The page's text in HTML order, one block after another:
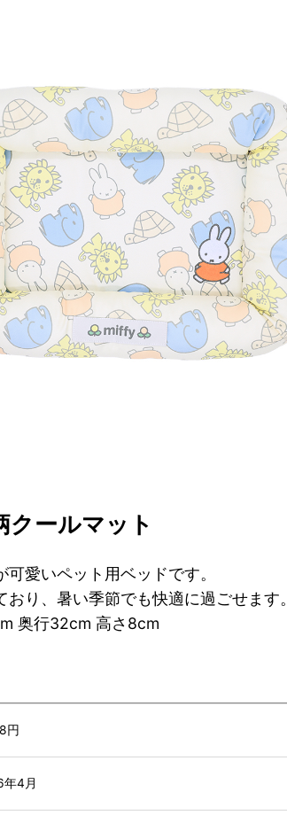
ールマット
愛いペット用ベッドです。
り、暑い季節でも快適に過ごせます。
奥行32cm 高さ8cm
円
年4月